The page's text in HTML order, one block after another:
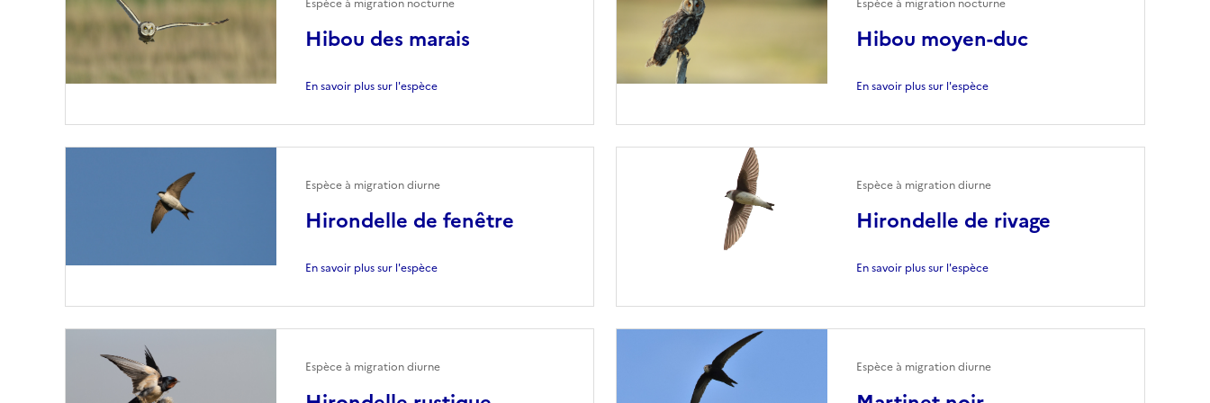
Hibou des marais
En savoir plus sur l'espèce
Hibou moyen-duc
En savoir plus sur l'espèce
Hirondelle de fenêtre
Espèce à migration diurne
En savoir plus sur l'espèce
Hirondelle de rivage
Espèce à migration diurne
En savoir plus sur l'espèce
Espèce à migration diurne Espèce à migration diurne